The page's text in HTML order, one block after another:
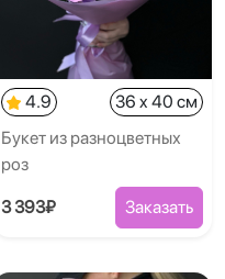
4.9
36 x 40 см
Букет из разноцветных
роз
3 393₽ Заказать